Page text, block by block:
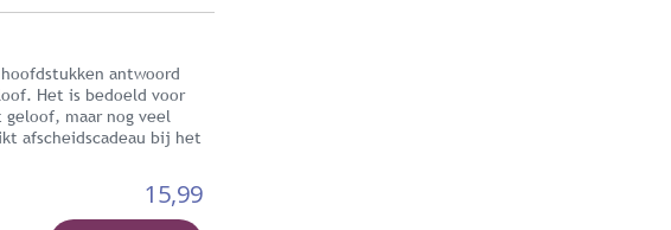
antwoord
Het is bedoeld voor
maar nog veel
afscheidscadeau bij het
15,99